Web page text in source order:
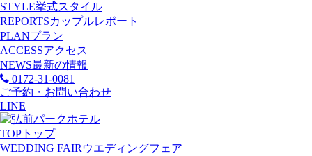
STYLE挙式スタイル
REPORTSカップルレポート
PLANプラン
ACCESSアクセス
NEWS最新の情報
0172-31-0081
ご予約・お問い合わせ
LINE
TOP トップ
WEDDING FAIR ウエディングフェア